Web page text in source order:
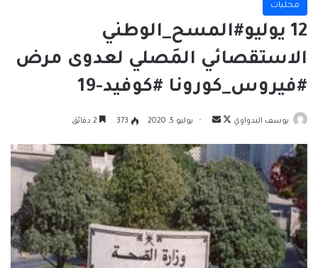
محليات
12 يوليو#المسح_الوطني
الاستقصائي المَصلي لعدوى مرض
#فيروس_كورونا #كوفيد-19
يوسف البدواوي
تابع
X
أرسل
إلكترونيا
يوليو 5, 2020 373